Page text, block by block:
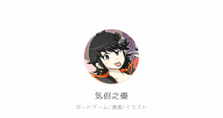
ボードゲーム/漫画/イラスト
気侭之優